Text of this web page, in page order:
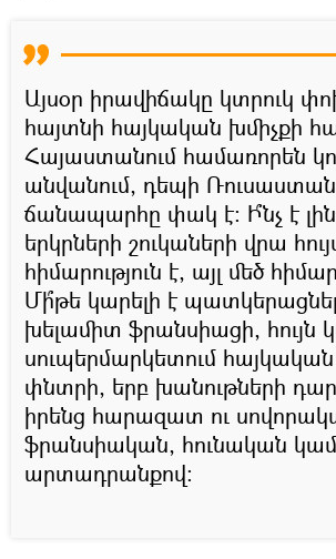
Այսօր իրավիճակը կտրուկ
հայտնի հայկական խմիչքի
Հայաստանում համառորեն
անվանում, դեպի Ռուսաստան
ճանապարհը փակ է։ Ի՞նչ է
երկրների շուկաների վրա
հիմարություն է, այլ մեծ
Մի՞թե կարելի է
խելամիտ ֆրանսիացի, հույն
սուպերմարկետում հայկական
փնտրի, երբ խանութների
իրենց հարազատ ու
ֆրանսիական, հունական
արտադրանքով։